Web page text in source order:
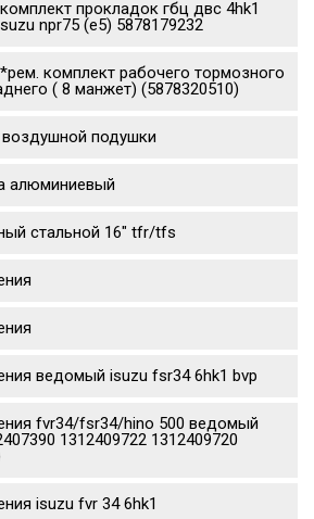
прокладок гбц двс 4hk1
npr75 (e5) 5878179232
комплект рабочего тормозного
( 8 манжет) (5878320510)
подушки
алюминиевый
стальной 16" tfr/tfs
ведомый isuzu fsr34 6hk1 bvp
fvr34/fsr34/hino 500 ведомый
1312409722 1312409720
isuzu fvr 34 6hk1